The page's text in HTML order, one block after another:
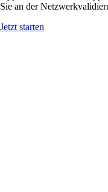
Sie an der
Jetzt starten